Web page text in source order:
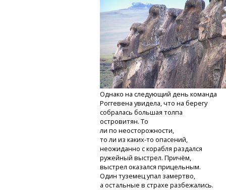
Однако на следующий день команда
Роггевена увидела, что на берегу
собралась большая толпа
островитян. То
ли по неосторожности,
то ли из каких-то опасений,
неожиданно с корабля раздался
ружейный выстрел. Причём,
выстрел оказался прицельным.
Один туземец упал замертво,
а остальные в страхе разбежались.